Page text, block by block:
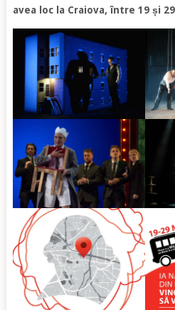
avea loc la Craiova, între 19 și